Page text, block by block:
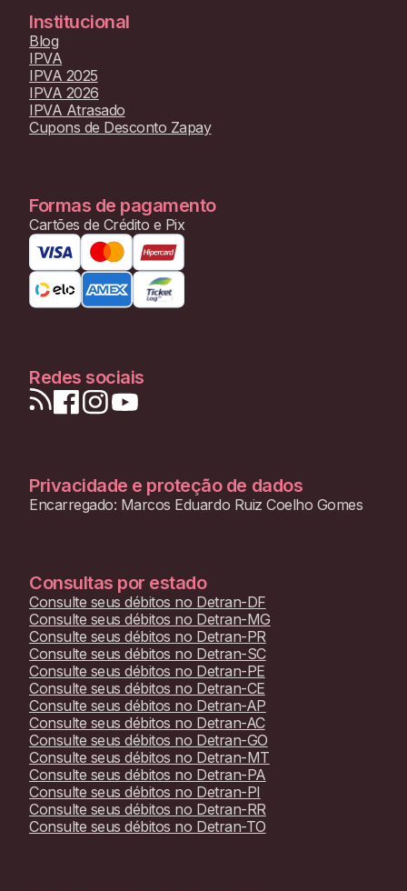
Institucional
Blog
IPVA
IPVA 2025
IPVA 2026
IPVA Atrasado
Cupons de Desconto Zapay
Formas de pagamento
Cartões de Crédito e Pix
Redes sociais
Privacidade e proteção de dados
Encarregado: Marcos Eduardo Ruiz Coelho Gomes
Consultas por estado
Consulte seus débitos no Detran-DF
Consulte seus débitos no Detran-MG
Consulte seus débitos no Detran-PR
Consulte seus débitos no Detran-SC
Consulte seus débitos no Detran-PE
Consulte seus débitos no Detran-CE
Consulte seus débitos no Detran-AP
Consulte seus débitos no Detran-AC
Consulte seus débitos no Detran-GO
Consulte seus débitos no Detran-MT
Consulte seus débitos no Detran-PA
Consulte seus débitos no Detran-PI
Consulte seus débitos no Detran-RR
Consulte seus débitos no Detran-TO